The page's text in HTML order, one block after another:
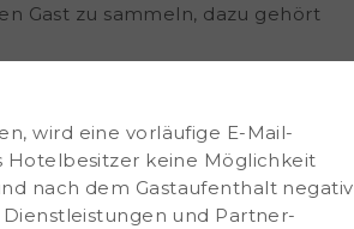
Gast zu sammeln, dazu gehört
wird eine vorläufige E-Mail-
Hotelbesitzer keine Möglichkeit
nach dem Gastaufenthalt negativ
und Partner-